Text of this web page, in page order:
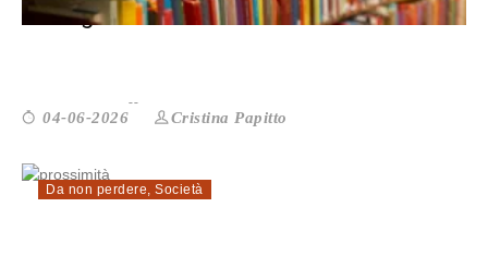
Oltre gli scaffali: le biblioteche de...
04-06-2026 Cristina Papitto
Da non perdere, Società